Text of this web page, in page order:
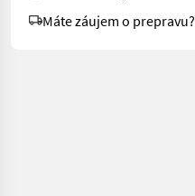
Máte záujem o prepravu?